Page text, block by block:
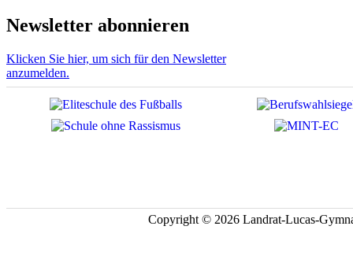
Newsletter abonnieren
Klicken Sie hier, um sich für den Newsletter
anzumelden.
Copyright © 2026 Landrat-Lucas-